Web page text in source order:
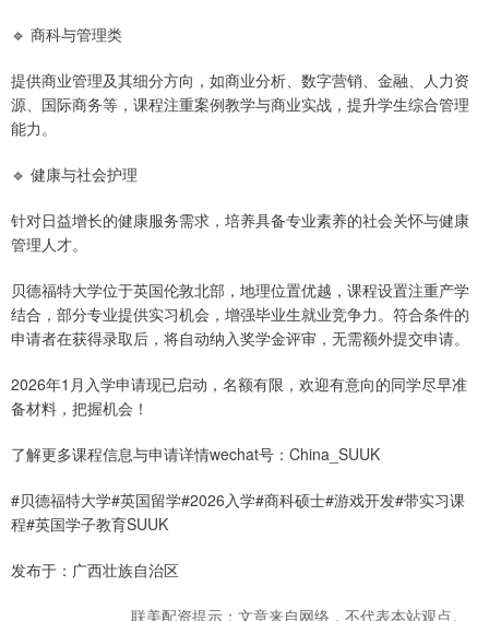
🔹 商科与管理类
提供商业管理及其细分方向，如商业分析、数字营销、金融、人力资
源、国际商务等，课程注重案例教学与商业实战，提升学生综合管理
能力。
🔹 健康与社会护理
针对日益增长的健康服务需求，培养具备专业素养的社会关怀与健康
管理人才。
贝德福特大学位于英国伦敦北部，地理位置优越，课程设置注重产学
结合，部分专业提供实习机会，增强毕业生就业竞争力。符合条件的
申请者在获得录取后，将自动纳入奖学金评审，无需额外提交申请。
2026年1月入学申请现已启动，名额有限，欢迎有意向的同学尽早准
备材料，把握机会！
了解更多课程信息与申请详情wechat号：China_SUUK
#贝德福特大学#英国留学#2026入学#商科硕士#游戏开发#带实习课
程#英国学子教育SUUK
发布于：广西壮族自治区
联美配资提示：文章来自网络，不代表本站观点。